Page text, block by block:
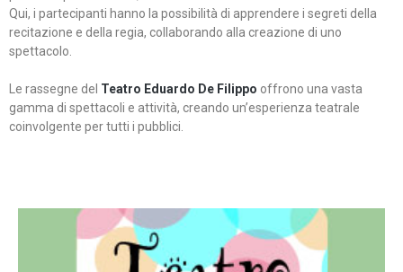
Qui, i partecipanti hanno la possibilità di apprendere i segreti della
recitazione e della regia, collaborando alla creazione di uno
spettacolo.
Le rassegne del Teatro Eduardo De Filippo offrono una vasta
gamma di spettacoli e attività, creando un’esperienza teatrale
coinvolgente per tutti i pubblici.